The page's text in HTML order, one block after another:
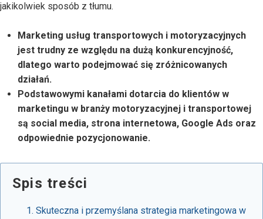
jakikolwiek sposób z tłumu.
Marketing usług transportowych i motoryzacyjnych
jest trudny ze względu na dużą konkurencyjność,
dlatego warto podejmować się zróżnicowanych
działań.
Podstawowymi kanałami dotarcia do klientów w
marketingu w branży motoryzacyjnej i transportowej
są social media, strona internetowa, Google Ads oraz
odpowiednie pozycjonowanie.
Spis treści
Skuteczna i przemyślana strategia marketingowa w